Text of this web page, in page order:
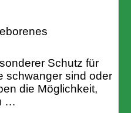
Schutz für
schwanger sind oder
die Möglichkeit,
…